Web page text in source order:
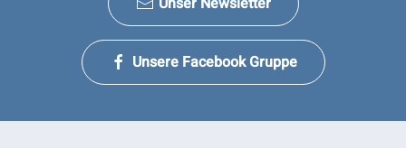
Unsere Facebook Gruppe